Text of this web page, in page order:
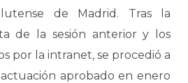
de Madrid. Tras la
de la sesión anterior y los
por la intranet, se procedió a
aprobado en enero